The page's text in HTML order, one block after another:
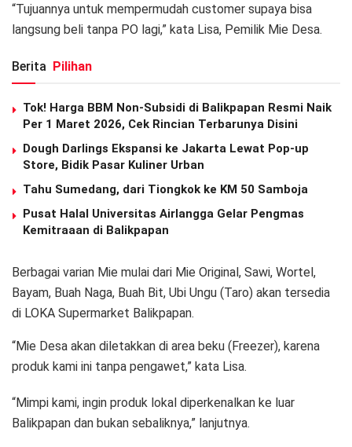
“Tujuannya untuk mempermudah customer supaya bisa
langsung beli tanpa PO lagi,” kata Lisa, Pemilik Mie Desa.
Berita Pilihan
Tok! Harga BBM Non-Subsidi di Balikpapan Resmi Naik
Per 1 Maret 2026, Cek Rincian Terbarunya Disini
Dough Darlings Ekspansi ke Jakarta Lewat Pop-up
Store, Bidik Pasar Kuliner Urban
Tahu Sumedang, dari Tiongkok ke KM 50 Samboja
Pusat Halal Universitas Airlangga Gelar Pengmas
Kemitraaan di Balikpapan
Berbagai varian Mie mulai dari Mie Original, Sawi, Wortel,
Bayam, Buah Naga, Buah Bit, Ubi Ungu (Taro) akan tersedia
di LOKA Supermarket Balikpapan.
“Mie Desa akan diletakkan di area beku (Freezer), karena
produk kami ini tanpa pengawet,” kata Lisa.
“Mimpi kami, ingin produk lokal diperkenalkan ke luar
Balikpapan dan bukan sebaliknya,” lanjutnya.